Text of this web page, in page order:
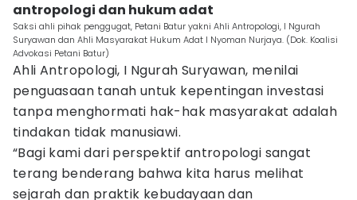
antropologi dan hukum adat
Saksi ahli pihak penggugat, Petani Batur yakni Ahli Antropologi, I Ngurah
Suryawan dan Ahli Masyarakat Hukum Adat I Nyoman Nurjaya. (Dok. Koalisi
Advokasi Petani Batur)
Ahli Antropologi, I Ngurah Suryawan, menilai
penguasaan tanah untuk kepentingan investasi
tanpa menghormati hak-hak masyarakat adalah
tindakan tidak manusiawi.
“Bagi kami dari perspektif antropologi sangat
terang benderang bahwa kita harus melihat
sejarah dan praktik kebudayaan dan